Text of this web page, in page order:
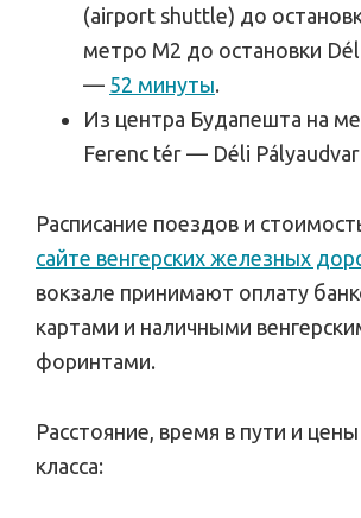
(airport shuttle) до
метро М2 до остановки
— 52 минуты.
Из центра Будапешта на
Ferenc tér — Déli Pályaudvar
Расписание поездов и
сайте венгерских железных
вокзале принимают оплату
картами и наличными
форинтами.
Расстояние, время в пути и
класса: